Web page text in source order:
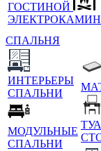
ГОСТИНОЙ
СПАЛЬНЯ
ИНТЕРЬЕРЫ
СПАЛЬНИ
МОДУЛЬНЫЕ
СПАЛЬНИ